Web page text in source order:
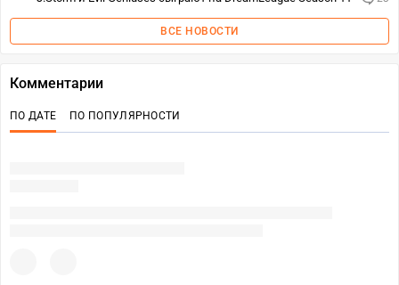
ВСЕ НОВОСТИ
Комментарии
ПО ДАТЕ ПО ПОПУЛЯРНОСТИ